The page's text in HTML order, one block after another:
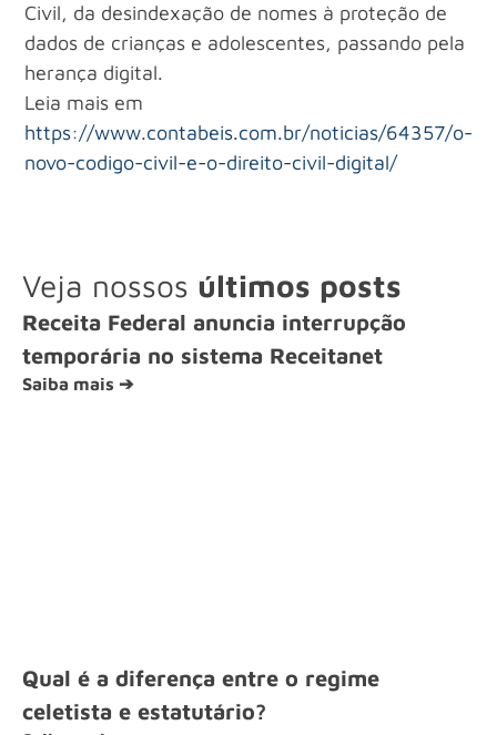
Civil, da desindexação de nomes à proteção de
dados de crianças e adolescentes, passando pela
herança digital.
Leia mais em
https://www.contabeis.com.br/noticias/64357/o-
novo-codigo-civil-e-o-direito-civil-digital/
Veja nossos últimos posts
Receita Federal anuncia interrupção
temporária no sistema Receitanet
Saiba mais ➔
Qual é a diferença entre o regime
celetista e estatutário?